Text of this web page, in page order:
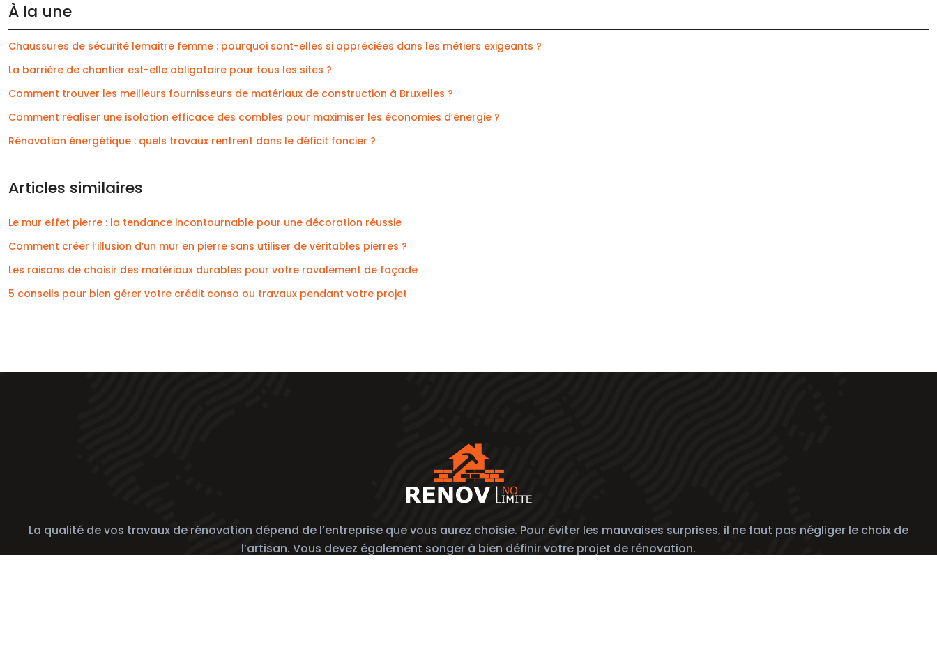
À la une
Chaussures de sécurité lemaitre femme : pourquoi sont-elles si appréciées dans les métiers exigeants ?
La barrière de chantier est-elle obligatoire pour tous les sites ?
Comment trouver les meilleurs fournisseurs de matériaux de construction à Bruxelles ?
Comment réaliser une isolation efficace des combles pour maximiser les économies d’énergie ?
Rénovation énergétique : quels travaux rentrent dans le déficit foncier ?
Articles similaires
Le mur effet pierre : la tendance incontournable pour une décoration réussie
Comment créer l’illusion d’un mur en pierre sans utiliser de véritables pierres ?
Les raisons de choisir des matériaux durables pour votre ravalement de façade
5 conseils pour bien gérer votre crédit conso ou travaux pendant votre projet
La qualité de vos travaux de rénovation dépend de l’entreprise que vous aurez choisie. Pour éviter les mauvaises surprises, il ne faut pas négliger le choix de
l’artisan. Vous devez également songer à bien définir votre projet de rénovation.